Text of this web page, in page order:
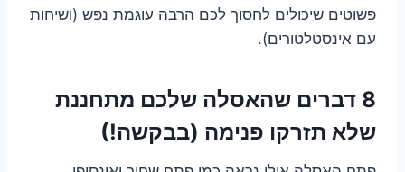
פשוטים שיכולים לחסוך לכם הרבה עוגמת נפש (ושיחות
עם אינסטלטורים).
8 דברים שהאסלה שלכם מתחננת
שלא תזרקו פנימה (בבקשה!)